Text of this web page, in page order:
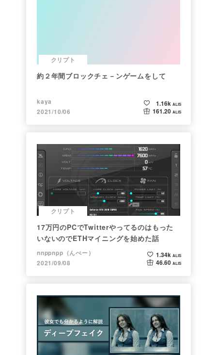
クリプト
約２年間ブロックチェ－ンゲームをして
kaya
2021/10/06
1.16k ALIS
161.20 ALIS
クリプト
17万円のPCでTwitterやってるのはもった
いないのでETHマイニングを始めた話
nnppnpp（んぺー）
2021/09/08
1.34k ALIS
46.60 ALIS